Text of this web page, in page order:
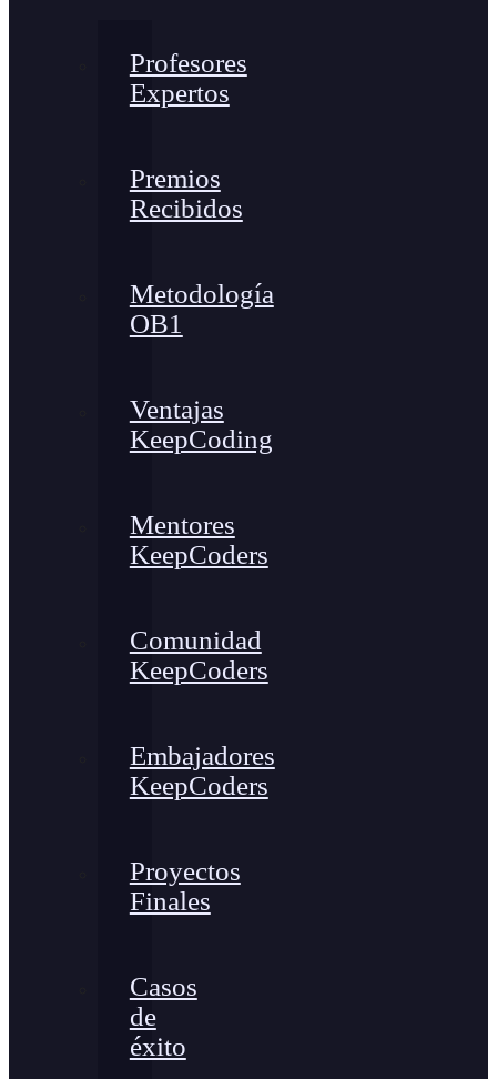
Profesores
Expertos
Premios
Recibidos
Metodología
OB1
Ventajas
KeepCoding
Mentores
KeepCoders
Comunidad
KeepCoders
Embajadores
KeepCoders
Proyectos
Finales
Casos
de
éxito